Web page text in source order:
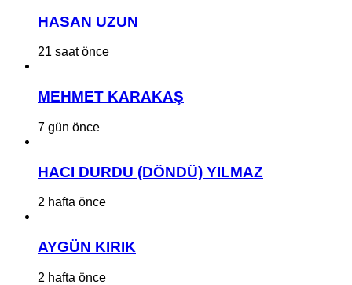
HASAN UZUN
21 saat önce
MEHMET KARAKAŞ
7 gün önce
HACI DURDU (DÖNDÜ) YILMAZ
2 hafta önce
AYGÜN KIRIK
2 hafta önce